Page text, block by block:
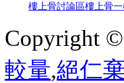
樓上骨討論區樓上骨
Copyright
較量,絕仁